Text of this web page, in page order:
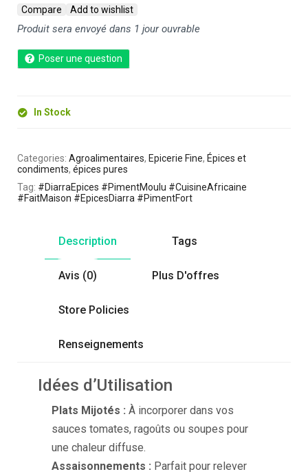
Compare Add to wishlist
Produit sera envoyé dans 1 jour ouvrable
Poser une question
In Stock
Categories: Agroalimentaires, Epicerie Fine, Épices et
condiments, épices pures
Tag: #DiarraEpices #PimentMoulu #CuisineAfricaine
#FaitMaison #EpicesDiarra #PimentFort
Description Tags
Avis (0) Plus D'offres
Store Policies
Renseignements
Idées d’Utilisation
Plats Mijotés : À incorporer dans vos
sauces tomates, ragoûts ou soupes pour
une chaleur diffuse.
Assaisonnements : Parfait pour relever